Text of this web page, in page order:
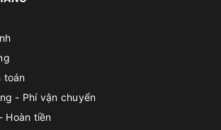
toán
- Phí vận chuyển
Hoàn tiền